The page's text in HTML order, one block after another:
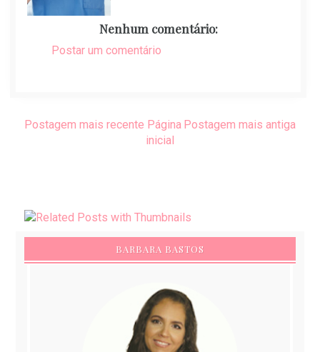
Nenhum comentário:
Postar um comentário
Postagem mais recente Postagem mais antiga
Página
inicial
BARBARA BASTOS